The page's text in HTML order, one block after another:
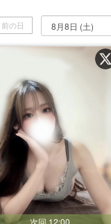
前の日
次回 12:00